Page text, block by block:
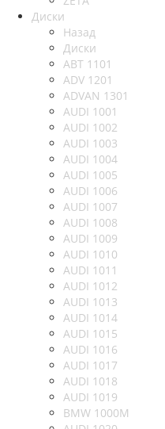
Диски
Назад
Диски
ABT 1101
ADV 1201
ADVAN 1301
AUDI 1001
AUDI 1002
AUDI 1003
AUDI 1004
AUDI 1005
AUDI 1006
AUDI 1007
AUDI 1008
AUDI 1009
AUDI 1010
AUDI 1011
AUDI 1012
AUDI 1013
AUDI 1014
AUDI 1015
AUDI 1016
AUDI 1017
AUDI 1018
AUDI 1019
BMW 1000M